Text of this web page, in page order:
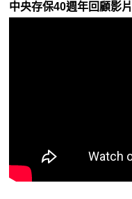
中央存保40週年回顧影片